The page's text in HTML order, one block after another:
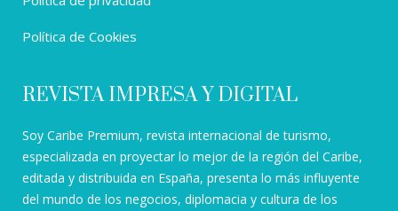
Política de Cookies
REVISTA IMPRESA Y DIGITAL
Soy Caribe Premium, revista internacional de turismo,
especializada en proyectar lo mejor de la región del Caribe,
editada y distribuida en España, presenta lo más influyente
del mundo de los negocios, diplomacia y cultura de los